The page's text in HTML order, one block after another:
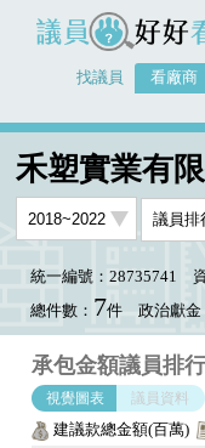
議員好好看
找議員 看廠商
禾塑實業有
統一編號：28735741
總件數： 7件 政治獻金
承包金額議員排
視覺圖表 議員資料
建議款總金額(百萬)